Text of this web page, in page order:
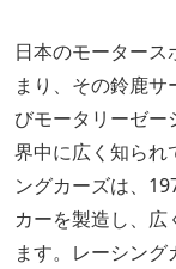
日本のモーター
まり、その鈴鹿
びモータリーゼ
界中に広く知られ
ングカーズは、
カーを製造し、
ます。レーシン